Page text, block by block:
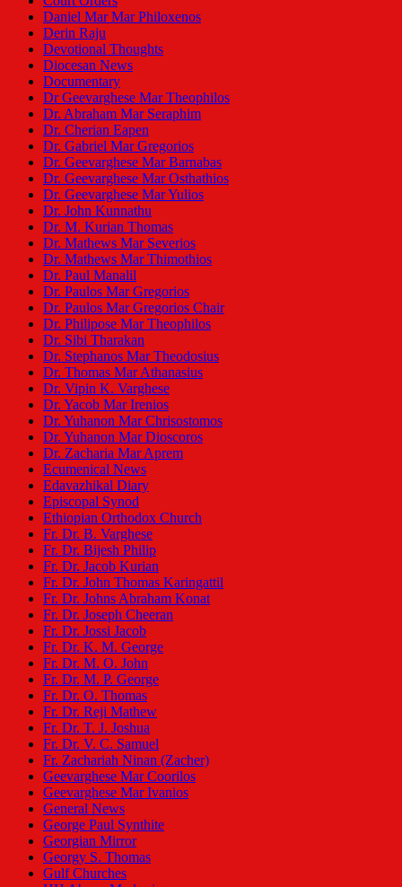
Daniel Mar Mar Philoxenos
Derin Raju
Devotional Thoughts
Diocesan News
Documentary
Dr Geevarghese Mar Theophilos
Dr. Abraham Mar Seraphim
Dr. Cherian Eapen
Dr. Gabriel Mar Gregorios
Dr. Geevarghese Mar Barnabas
Dr. Geevarghese Mar Osthathios
Dr. Geevarghese Mar Yulios
Dr. John Kunnathu
Dr. M. Kurian Thomas
Dr. Mathews Mar Severios
Dr. Mathews Mar Thimothios
Dr. Paul Manalil
Dr. Paulos Mar Gregorios
Dr. Paulos Mar Gregorios Chair
Dr. Philipose Mar Theophilos
Dr. Sibi Tharakan
Dr. Stephanos Mar Theodosius
Dr. Thomas Mar Athanasius
Dr. Vipin K. Varghese
Dr. Yacob Mar Irenios
Dr. Yuhanon Mar Chrisostomos
Dr. Yuhanon Mar Dioscoros
Dr. Zacharia Mar Aprem
Ecumenical News
Edavazhikal Diary
Episcopal Synod
Ethiopian Orthodox Church
Fr. Dr. B. Varghese
Fr. Dr. Bijesh Philip
Fr. Dr. Jacob Kurian
Fr. Dr. John Thomas Karingattil
Fr. Dr. Johns Abraham Konat
Fr. Dr. Joseph Cheeran
Fr. Dr. Jossi Jacob
Fr. Dr. K. M. George
Fr. Dr. M. O. John
Fr. Dr. M. P. George
Fr. Dr. O. Thomas
Fr. Dr. Reji Mathew
Fr. Dr. T. J. Joshua
Fr. Dr. V. C. Samuel
Fr. Zachariah Ninan (Zacher)
Geevarghese Mar Coorilos
Geevarghese Mar Ivanios
General News
George Paul Synthite
Georgian Mirror
Georgy S. Thomas
Gulf Churches